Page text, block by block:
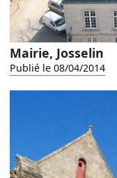
Mairie, Josselin
Publié le 08/04/2014